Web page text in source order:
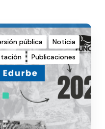
pública
Noticia
Publicaciones